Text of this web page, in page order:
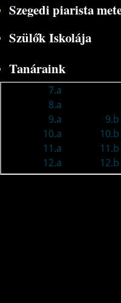
Szegedi piarista
Szülők Iskolája
Tanáraink